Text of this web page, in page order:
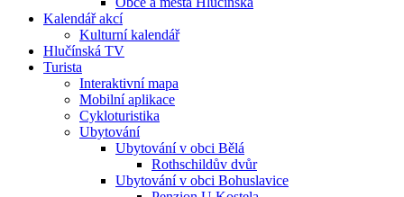
Kalendář akcí
Kulturní kalendář
Hlučínská TV
Turista
Interaktivní mapa
Mobilní aplikace
Cykloturistika
Ubytování
Ubytování v obci Bělá
Rothschildův dvůr
Ubytování v obci Bohuslavice